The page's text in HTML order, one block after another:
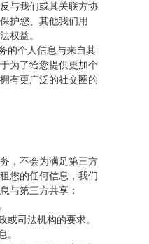
与我们或其关联方协
护您、其他我们用
权益。
的个人信息与来自其
为了给您提供更加个
有更广泛的社交圈的
，不会为满足第三方
您的任何信息，我们
与第三方共享：
或司法机构的要求。
。